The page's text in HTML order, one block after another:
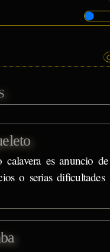
calavera es anuncio de
o serias dificultades